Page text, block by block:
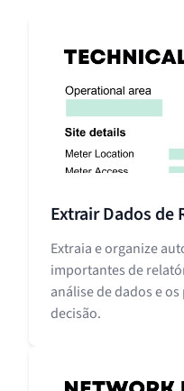
Extrair Dados de
Extraia e organize
importantes de
análise de dados e
decisão.